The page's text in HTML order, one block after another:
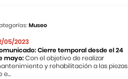
Museo
05/2023
Cierre temporal desde el 24
mayo:Con el objetivo de realizar
y rehabilitación a las piezas
e...